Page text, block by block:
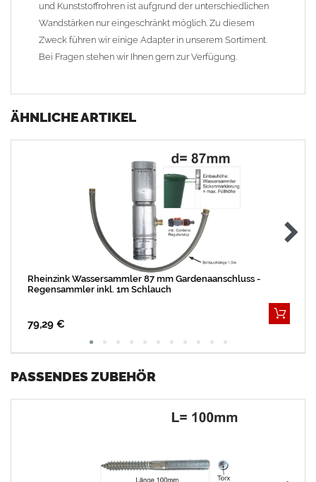
und Kunststoffrohren ist aufgrund der unterschiedlichen
Wandstärken nur eingeschränkt möglich. Zu diesem
Zweck führen wir einige Adapter in unserem Sortiment.
Bei Fragen stehen wir Ihnen gern zur Verfügung.
ÄHNLICHE ARTIKEL
Rheinzink Wassersammler 87 mm Gardenaanschluss -
Regensammler inkl. 1m Schlauch
79,29 €
PASSENDES ZUBEHÖR